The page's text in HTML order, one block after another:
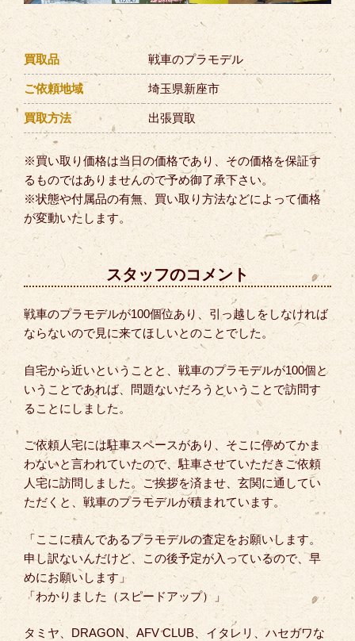
買取品 戦車のプラモデル
ご依頼地域 埼玉県新座市
買取方法 出張買取
※買い取り価格は当日の価格であり、その価格を保証す
るものではありませんので予め御了承下さい。
※状態や付属品の有無、買い取り方法などによって価格
が変動いたします。
スタッフのコメント
戦車のプラモデルが100個位あり、引っ越しをしなければ
ならないので見に来てほしいとのことでした。
自宅から近いということと、戦車のプラモデルが100個と
いうことであれば、問題ないだろうということで訪問す
ることにしました。
ご依頼人宅には駐車スペースがあり、そこに停めてかま
わないと言われていたので、駐車させていただきご依頼
人宅に訪問しました。ご挨拶を済ませ、玄関に通してい
ただくと、戦車のプラモデルが積まれています。
「ここに積んであるプラモデルの査定をお願いします。
申し訳ないんだけど、この後予定が入っているので、早
めにお願いします」
「わかりました（スピードアップ）」
タミヤ、DRAGON、AFV CLUB、イタレリ、ハセガワな